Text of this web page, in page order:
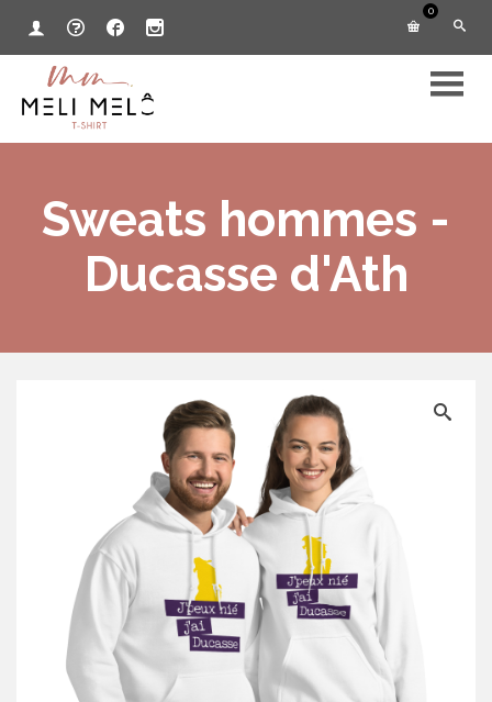
0
Sweats hommes -
Ducasse d'Ath